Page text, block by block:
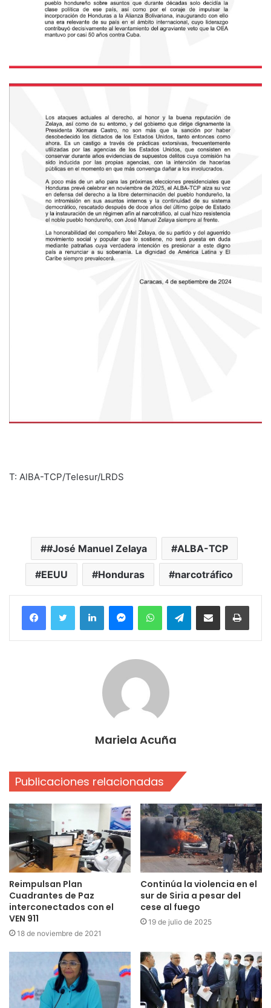
T: AlBA-TCP/Telesur/LRDS
#José Manuel Zelaya ALBA-TCP
EEUU Honduras narcotráfico
FacebookTwitter LinkedInMessengerWhatsAppTelegramCompartir por correo electrónico
Mariela Acuña
Publicaciones relacionadas
Reimpulsan Plan
Cuadrantes de Paz
interconectados con el
VEN 911
18 de noviembre de 2021
Continúa la violencia en el
sur de Siria a pesar del
cese al fuego
19 de julio de 2025